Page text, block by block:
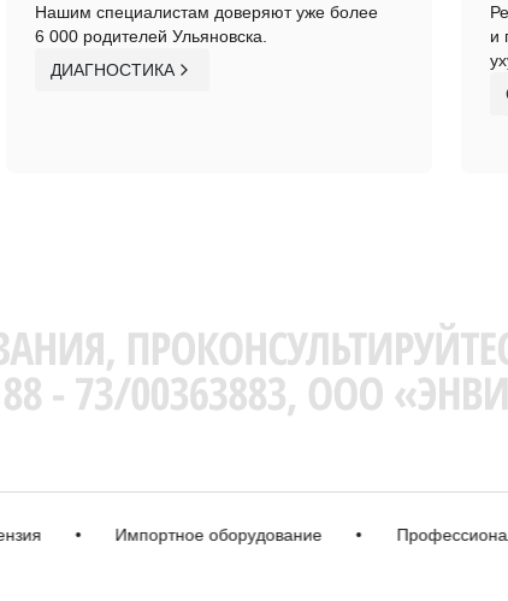
Нашим специалистам доверяют уже более
6 000 родителей Ульяновска.
ДИАГНОСТИКА
и
• Импортное оборудование •